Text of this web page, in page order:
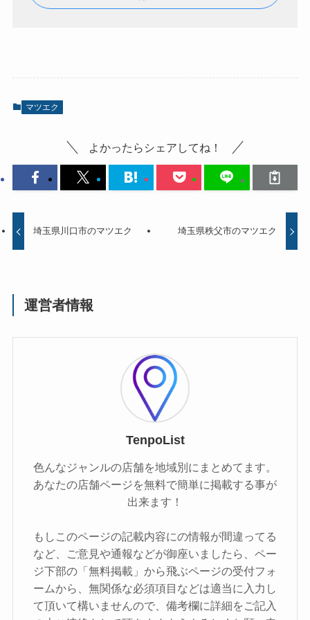
マツエク
よかったらシェアしてね！
埼玉県川口市のマツエク 埼玉県秩父市のマツエク
運営者情報
TenpoList
色んなジャンルの店舗を地域別にまとめてます。
あなたの店舗ページを無料で簡単に掲載する事が
出来ます！
もしこのページの記載内容にの情報が間違ってる
など、ご意見や通報などが御座いましたら、ペー
ジ下部の「無料掲載」から飛ぶページの受付フォ
ームから、無関係な必須項目などは適当に入力し
て頂いて構いませんので、備考欄に詳細をご記入